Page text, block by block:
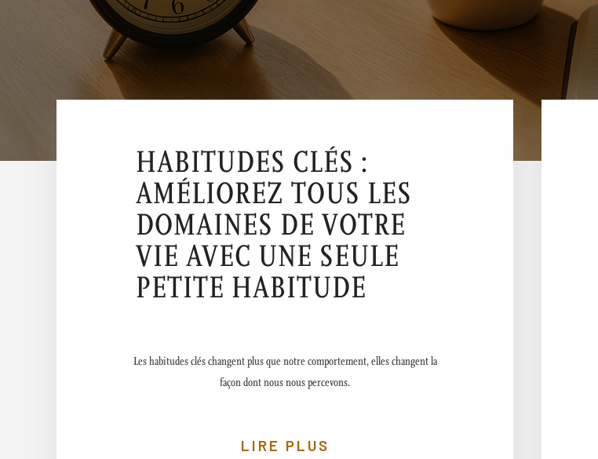
HABITUDES CLÉS :
AMÉLIOREZ TOUS LES
DOMAINES DE VOTRE
VIE AVEC UNE SEULE
PETITE HABITUDE
Les habitudes clés changent plus que notre comportement, elles changent la
façon dont nous nous percevons.
LIRE PLUS